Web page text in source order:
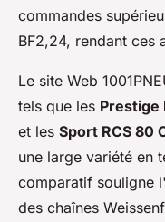
commandes
BF2,24, rendant ces
Le site Web
tels que les Prestige
et les Sport RCS 80
une large variété en
comparatif souligne
des chaînes